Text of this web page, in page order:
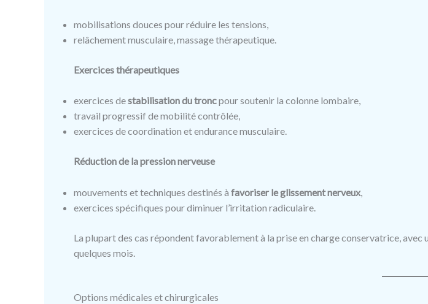
mobilisations douces pour réduire les tensions,
relâchement musculaire, massage thérapeutique.
Exercices thérapeutiques
exercices destabilisation du troncpour soutenir la colonne lombaire,
travail progressif de mobilité contrôlée,
exercices de coordination et endurance musculaire.
Réduction de la pression nerveuse
mouvements et techniques destinés à favoriser le glissement nerveux,
exercices spécifiques pour diminuer l’irritation radiculaire.
La plupart des cas répondent favorablement à la prise en charge conservatrice,
quelques mois.
Options médicales et chirurgicales